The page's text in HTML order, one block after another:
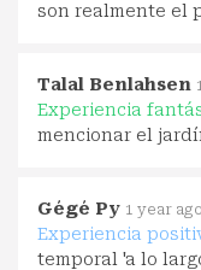
son realmente el
Talal Benlahsen
Experiencia
mencionar el
Gégé Py 1 year ago
Experiencia
temporal 'a lo